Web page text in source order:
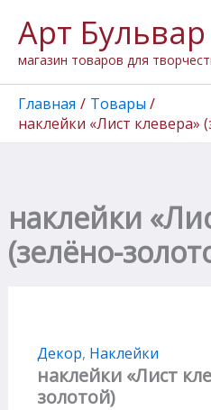
содержимому
Арт Бульвар
магазин товаров для
Главная
Товары
наклейки «Лист клевера»
наклейки
(зелёно-
Декор, Наклейки
наклейки «Лист
золотой)
товара
наклейки
"Лист
клевера"
(зелёно-
золотой)